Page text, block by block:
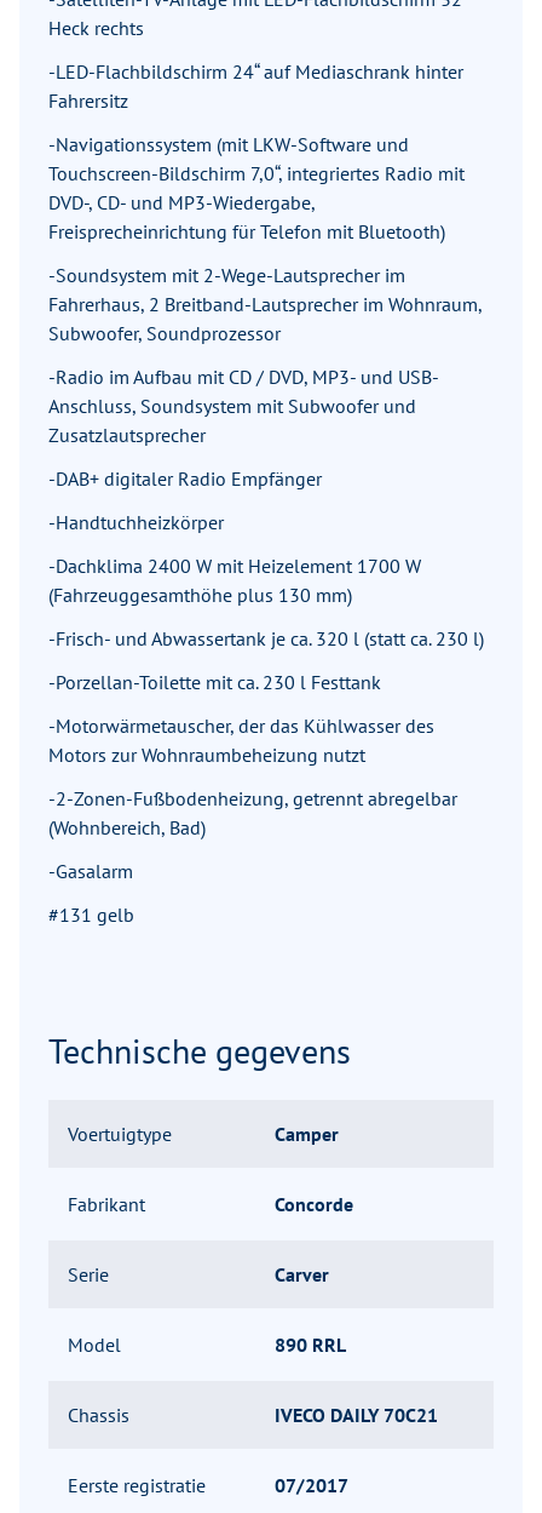
Heck rechts
-LED-Flachbildschirm 24“ auf Mediaschrank hinter
Fahrersitz
-Navigationssystem (mit LKW-Software und
Touchscreen-Bildschirm 7,0“, integriertes Radio mit
DVD-, CD- und MP3-Wiedergabe,
Freisprecheinrichtung für Telefon mit Bluetooth)
-Soundsystem mit 2-Wege-Lautsprecher im
Fahrerhaus, 2 Breitband-Lautsprecher im Wohnraum,
Subwoofer, Soundprozessor
-Radio im Aufbau mit CD / DVD, MP3- und USB-
Anschluss, Soundsystem mit Subwoofer und
Zusatzlautsprecher
-DAB+ digitaler Radio Empfänger
-Handtuchheizkörper
-Dachklima 2400 W mit Heizelement 1700 W
(Fahrzeuggesamthöhe plus 130 mm)
-Frisch- und Abwassertank je ca. 320 l (statt ca. 230 l)
-Porzellan-Toilette mit ca. 230 l Festtank
-Motorwärmetauscher, der das Kühlwasser des
Motors zur Wohnraumbeheizung nutzt
-2-Zonen-Fußbodenheizung, getrennt abregelbar
(Wohnbereich, Bad)
-Gasalarm
#131 gelb
Technische gegevens
Voertuigtype Camper
Fabrikant Concorde
Serie Carver
Model 890 RRL
Chassis IVECO DAILY 70C21
Eerste registratie 07/2017